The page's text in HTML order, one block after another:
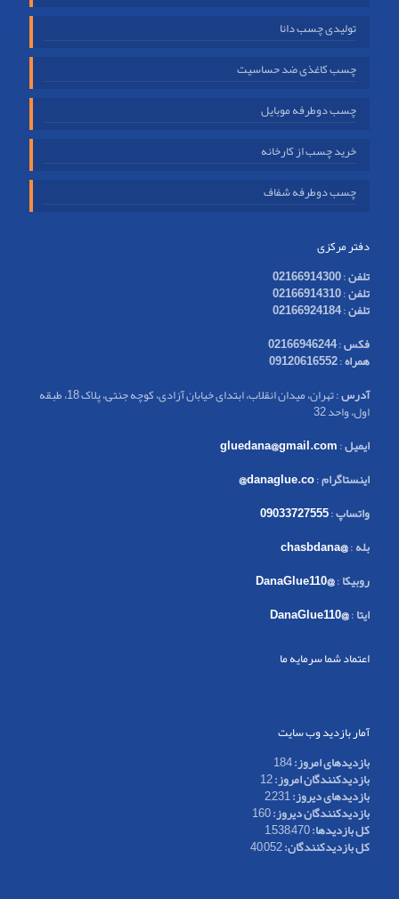
تولیدی چسب دانا
چسب کاغذی ضد حساسیت
چسب دوطرفه موبایل
خرید چسب از کارخانه
چسب دوطرفه شفاف
دفتر مرکزی
تلفن:
02166914300
تلفن:
02166914310
تلفن:
02166924184
فکس:
02166946244
همراه:
09120616552
آدرس
: تهران، میدان انقلاب، ابتدای خیابان آزادی، کوچه جنتی، پلاک 18، طبقه
اول، واحد 32
ایمیل:
gluedana@gmail.com
اینستاگرام:
danaglue.co@
واتساپ:
09033727555
بله:
@chasbdana
روبیکا:
@DanaGlue110
ایتا:
@DanaGlue110
اعتماد شما سرمایه ما
آمار بازدید وب سایت
بازدیدهای امروز:184
بازدیدکنندگان امروز:12
بازدیدهای دیروز:2,231
بازدیدکنندگان دیروز:160
کل بازدیدها:1,538,470
کل بازدیدکنند‌گان:40,052